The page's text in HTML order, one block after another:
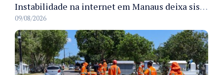
Instabilidade na internet em Manaus deixa sistemas de atendimento municipal temporariamente indisponíveis
09/08/2026